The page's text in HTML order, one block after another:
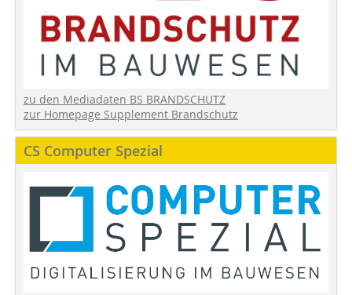
zu den Mediadaten BS BRANDSCHUTZ
zur Homepage Supplement Brandschutz
CS Computer Spezial